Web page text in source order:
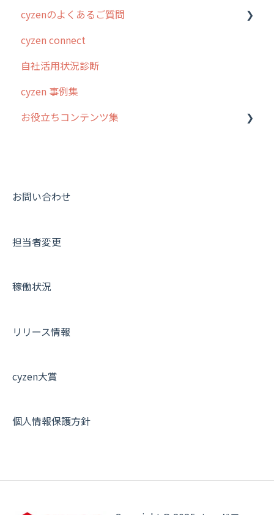
はじめに
スポット・ステータス関連オプション
交通費自動計算
安全走行支援
写真管理・高画質化
その他オプション
契約・その他
cyzenのよくあるご質問
ログインについて
グループ・ユーザーについて
GPS・位置情報 について
ルート自動記録 について
報告書について
メンバー画面について
その他よくある質問
cyzen connect
自社活用状況診断
cyzen 事例集
お役立ちコンテンツ集
動画集：共通
お問い合わせ
担当者変更
稼働状況
リリース情報
cyzen大賞
個人情報保護方針